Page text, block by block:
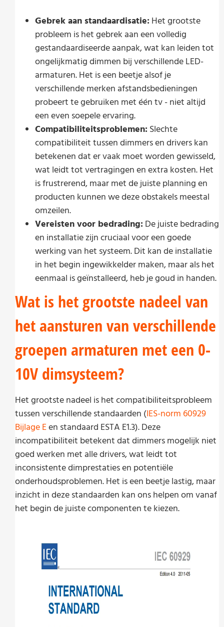
Gebrek aan standaardisatie: Het grootste
probleem is het gebrek aan een volledig
gestandaardiseerde aanpak, wat kan leiden tot
ongelijkmatig dimmen bij verschillende LED-
armaturen. Het is een beetje alsof je
verschillende merken afstandsbedieningen
probeert te gebruiken met één tv - niet altijd
een even soepele ervaring.
Compatibiliteitsproblemen: Slechte
compatibiliteit tussen dimmers en drivers kan
betekenen dat er vaak moet worden gewisseld,
wat leidt tot vertragingen en extra kosten. Het
is frustrerend, maar met de juiste planning en
producten kunnen we deze obstakels meestal
omzeilen.
Vereisten voor bedrading: De juiste bedrading
en installatie zijn cruciaal voor een goede
werking van het systeem. Dit kan de installatie
in het begin ingewikkelder maken, maar als het
eenmaal is geïnstalleerd, heb je goud in handen.
Wat is het grootste nadeel van
het aansturen van verschillende
groepen armaturen met een 0-
10V dimsysteem?
Het grootste nadeel is het compatibiliteitsprobleem
tussen verschillende standaarden (IES-norm 60929
Bijlage Een standaard ESTA E1.3). Deze
incompatibiliteit betekent dat dimmers mogelijk niet
goed werken met alle drivers, wat leidt tot
inconsistente dimprestaties en potentiële
onderhoudsproblemen. Het is een beetje lastig, maar
inzicht in deze standaarden kan ons helpen om vanaf
het begin de juiste componenten te kiezen.